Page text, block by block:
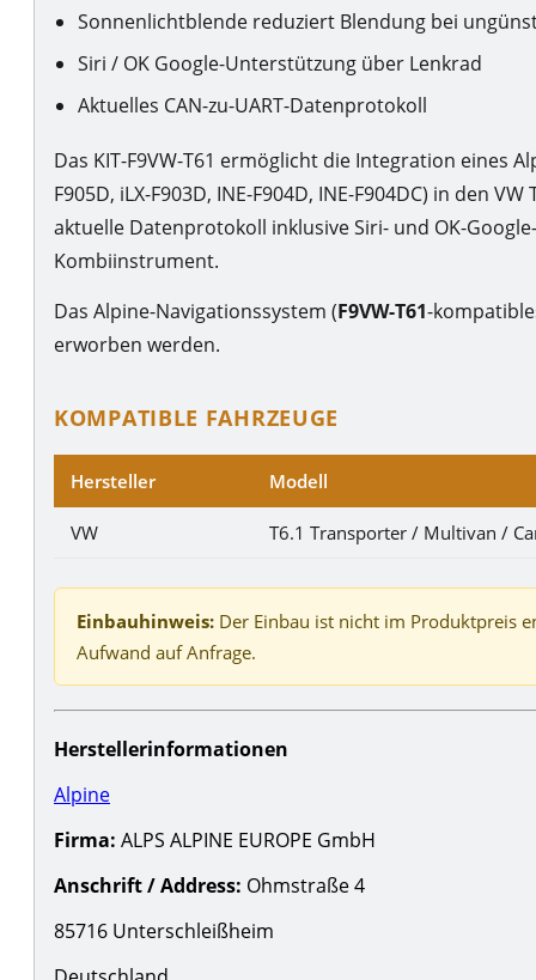
Sonnenlichtblende reduziert Blendung bei
Siri / OK Google-Unterstützung über Lenkrad
Aktuelles CAN-zu-UART-Datenprotokoll
Das KIT-F9VW-T61 ermöglicht die Integration eines
F905D, iLX-F903D, INE-F904D, INE-F904DC) in den
aktuelle Datenprotokoll inklusive Siri- und OK-
Kombiinstrument.
Das Alpine-Navigationssystem (F9VW-T61-
erworben werden.
KOMPATIBLE FAHRZEUGE
Hersteller Modell
VW T6.1 Transporter / Multivan /
Einbauhinweis: Der Einbau ist nicht im Produktpreis
Aufwand auf Anfrage.
Herstellerinformationen
Alpine
Firma: ALPS ALPINE EUROPE GmbH
Anschrift / Address: Ohmstraße 4
85716 Unterschleißheim